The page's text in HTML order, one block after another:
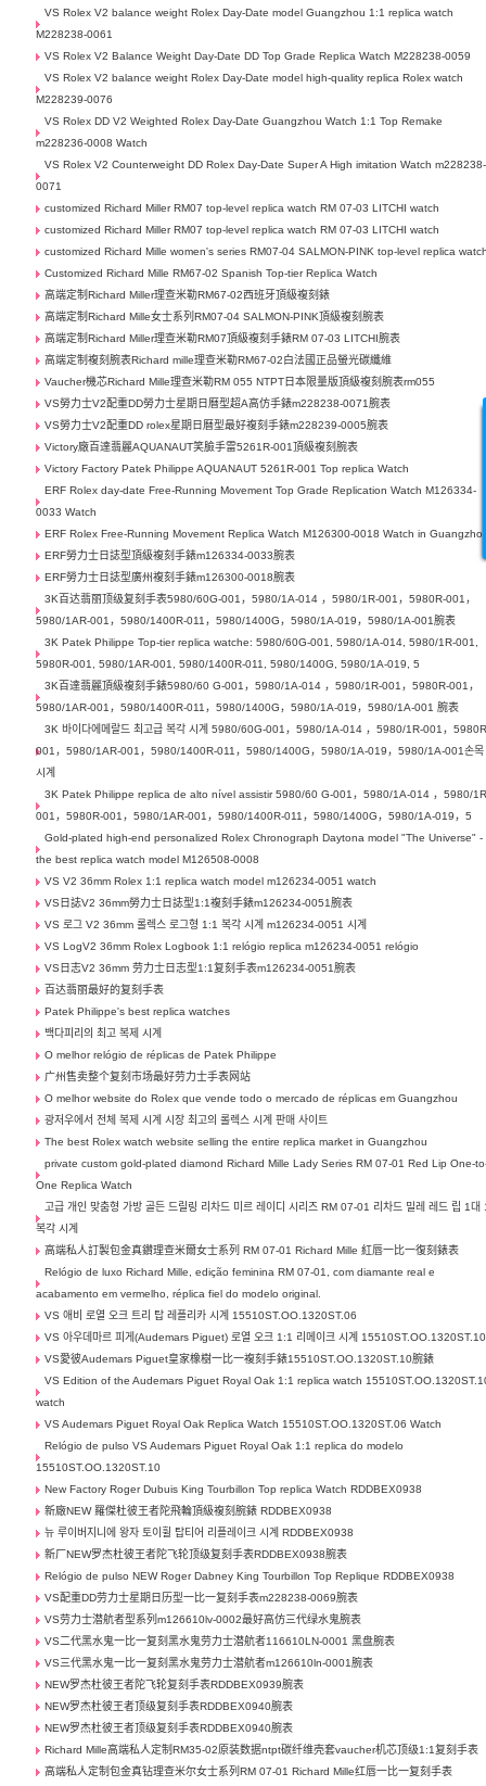
VS Rolex V2 balance weight Rolex Day-Date model Guangzhou 1:1 replica watch
M228238-0061
VS Rolex V2 Balance Weight Day-Date DD Top Grade Replica Watch M228238-0059
VS Rolex V2 balance weight Rolex Day-Date model high-quality replica Rolex watch
M228239-0076
VS Rolex DD V2 Weighted Rolex Day-Date Guangzhou Watch 1:1 Top Remake
m228236-0008 Watch
VS Rolex V2 Counterweight DD Rolex Day-Date Super A High imitation Watch m228238-
0071
customized Richard Miller RM07 top-level replica watch RM 07-03 LITCHI watch
customized Richard Miller RM07 top-level replica watch RM 07-03 LITCHI watch
customized Richard Mille women's series RM07-04 SALMON-PINK top-level replica
Customized Richard Mille RM67-02 Spanish Top-tier Replica Watch
高端定制Richard Miller理查米勒RM67-02西班牙頂級複刻錶
高端定制Richard Mille女士系列RM07-04 SALMON-PINK頂級複刻腕表
高端定制Richard Miller理查米勒RM07頂級複刻手錶RM 07-03 LITCHI腕表
高端定制複刻腕表Richard mille理查米勒RM67-02白法國正品螢光碳纖維
Vaucher機芯Richard Mille理查米勒RM 055 NTPT日本限量版頂級複刻腕表rm055
VS勞力士V2配重DD勞力士星期日曆型超A高仿手錶m228238-0071腕表
VS勞力士V2配重DD rolex星期日曆型最好複刻手錶m228239-0005腕表
Victory廠百達翡麗AQUANAUT笑臉手雷5261R-001頂級複刻腕表
Victory Factory Patek Philippe AQUANAUT 5261R-001 Top replica Watch
ERF Rolex day-date Free-Running Movement Top Grade Replication Watch M126334-
0033 Watch
ERF Rolex Free-Running Movement Replica Watch M126300-0018 Watch in
ERF勞力士日誌型頂級複刻手錶m126334-0033腕表
ERF勞力士日誌型廣州複刻手錶m126300-0018腕表
3K百达翡丽顶级复刻手表5980/60G-001，5980/1A-014 ，5980/1R-001，5980R-001，
5980/1AR-001，5980/1400R-011，5980/1400G，5980/1A-019，5980/1A-001腕表
3K Patek Philippe Top-tier replica watche: 5980/60G-001, 5980/1A-014, 5980/1R-001,
5980R-001, 5980/1AR-001, 5980/1400R-011, 5980/1400G, 5980/1A-019, 5
3K百達翡麗頂級複刻手錶5980/60 G-001，5980/1A-014 ，5980/1R-001，5980R-001，
5980/1AR-001，5980/1400R-011，5980/1400G，5980/1A-019，5980/1A-001 腕表
3K 바이다에메랄드 최고급 복각 시계 5980/60G-001，5980/1A-014 ，5980/1R-001，
001，5980/1AR-001，5980/1400R-011，5980/1400G，5980/1A-019，5980/1A-001손목
시계
3K Patek Philippe replica de alto nível assistir 5980/60 G-001，5980/1A-014 ，5980/
001，5980R-001，5980/1AR-001，5980/1400R-011，5980/1400G，5980/1A-019，5
Gold-plated high-end personalized Rolex Chronograph Daytona model "The Universe" -
the best replica watch model M126508-0008
VS V2 36mm Rolex 1:1 replica watch model m126234-0051 watch
VS日誌V2 36mm勞力士日誌型1:1複刻手錶m126234-0051腕表
VS 로그 V2 36mm 롤렉스 로그형 1:1 복각 시계 m126234-0051 시계
VS LogV2 36mm Rolex Logbook 1:1 relógio replica m126234-0051 relógio
VS日志V2 36mm 劳力士日志型1:1复刻手表m126234-0051腕表
百达翡丽最好的复刻手表
Patek Philippe's best replica watches
백다피리의 최고 복제 시계
O melhor relógio de réplicas de Patek Philippe
广州售卖整个复刻市场最好劳力士手表网站
O melhor website do Rolex que vende todo o mercado de réplicas em Guangzhou
광저우에서 전체 복제 시계 시장 최고의 롤렉스 시계 판매 사이트
The best Rolex watch website selling the entire replica market in Guangzhou
private custom gold-plated diamond Richard Mille Lady Series RM 07-01 Red Lip One-
One Replica Watch
고급 개인 맞춤형 가방 골든 드릴링 리차드 미르 레이디 시리즈 RM 07-01 리차드 밀레 레드 립 1대
복각 시계
高端私人訂製包金真鑽理查米爾女士系列 RM 07-01 Richard Mille 紅唇一比一復刻錶表
Relógio de luxo Richard Mille, edição feminina RM 07-01, com diamante real e
acabamento em vermelho, réplica fiel do modelo original.
VS 애비 로열 오크 트리 탑 레플리카 시계 15510ST.OO.1320ST.06
VS 아우데마르 피게(Audemars Piguet) 로열 오크 1:1 리메이크 시계 15510ST.OO.1320ST.10
VS愛彼Audemars Piguet皇家橡樹一比一複刻手錶15510ST.OO.1320ST.10腕錶
VS Edition of the Audemars Piguet Royal Oak 1:1 replica watch
watch
VS Audemars Piguet Royal Oak Replica Watch 15510ST.OO.1320ST.06 Watch
Relógio de pulso VS Audemars Piguet Royal Oak 1:1 replica do modelo
15510ST.OO.1320ST.10
New Factory Roger Dubuis King Tourbillon Top replica Watch RDDBEX0938
新廠NEW 羅傑杜彼王者陀飛輪頂級複刻腕錶 RDDBEX0938
뉴 루이버지니에 왕자 토이휠 탑티어 리플레이크 시계 RDDBEX0938
新厂NEW罗杰杜彼王者陀飞轮顶级复刻手表RDDBEX0938腕表
Relógio de pulso NEW Roger Dabney King Tourbillon Top Replique RDDBEX0938
VS配重DD劳力士星期日历型一比一复刻手表m228238-0069腕表
VS劳力士潜航者型系列m126610lv-0002最好高仿三代绿水鬼腕表
VS二代黑水鬼一比一复刻黑水鬼劳力士潜航者116610LN-0001 黑盘腕表
VS三代黑水鬼一比一复刻黑水鬼劳力士潜航者m126610ln-0001腕表
NEW罗杰杜彼王者陀飞轮复刻手表RDDBEX0939腕表
NEW罗杰杜彼王者顶级复刻手表RDDBEX0940腕表
NEW罗杰杜彼王者顶级复刻手表RDDBEX0940腕表
Richard Mille高端私人定制RM35-02原装数据ntpt碳纤维壳套vaucher机芯顶级1:1复刻手表
高端私人定制包金真钻理查米尔女士系列RM 07-01 Richard Mille红唇一比一复刻手表